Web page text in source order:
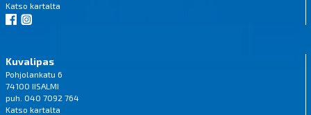
Katso kartalta
Kuvalipas
Pohjolankatu 6
74100 IISALMI
puh. 040 7092 764
Katso kartalta